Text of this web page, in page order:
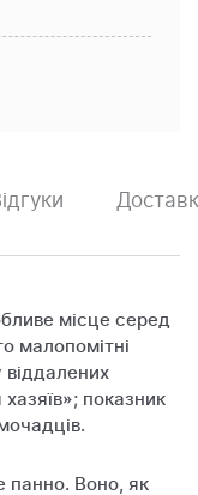
місце серед
малопомітні
показник
панно. Воно, як